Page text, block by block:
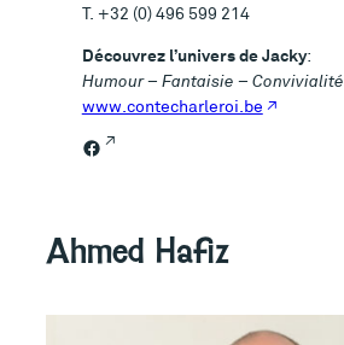
T. +32 (0) 496 599 214
Découvrez l’univers de Jacky:
Humour – Fantaisie – Convivialité
www.contecharleroi.be
Facebook
Ahmed Hafiz